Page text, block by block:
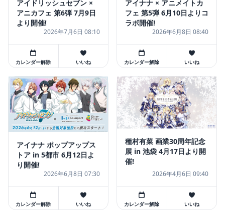
アイドリッシュセブン ×
アニカフェ 第6弾 7月9日
より開催!
2026年7月6日 08:10
カレンダー解除 いいね
アイナナ × アニメイトカ
フェ 第5弾 6月10日よりコ
ラボ開催!
2026年6月8日 08:40
カレンダー解除 いいね
アイナナ ポップアップス
トア in 5都市 6月12日よ
り開催!
2026年6月8日 07:30
カレンダー解除 いいね
種村有菜 画業30周年記念
展 in 池袋 4月17日より開
催!
2026年4月6日 09:40
カレンダー解除 いいね